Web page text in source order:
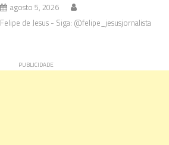
agosto 5, 2026
Felipe de Jesus - Siga: @felipe_jesusjornalista